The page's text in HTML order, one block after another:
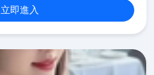
立即進入